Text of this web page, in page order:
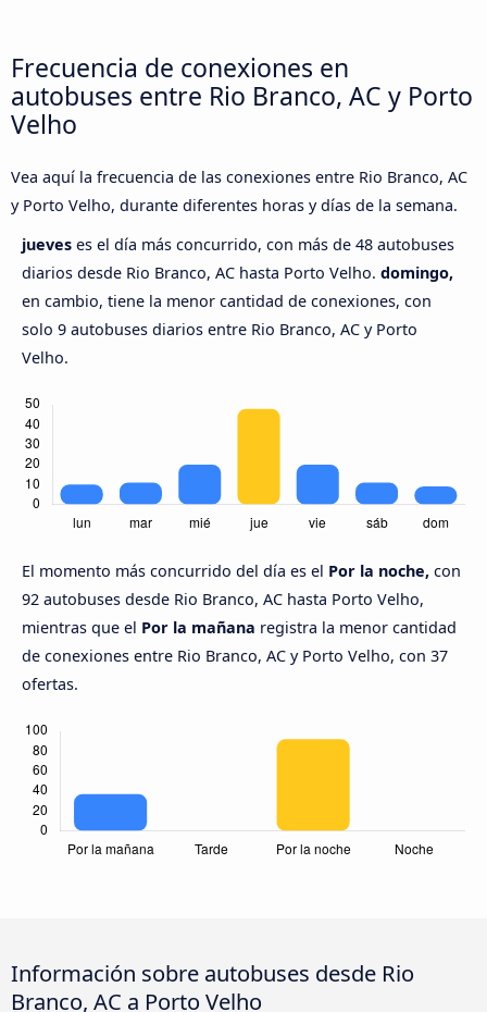
Frecuencia de conexiones en
autobuses entre Rio Branco, AC y Porto
Velho
Vea aquí la frecuencia de las conexiones entre Rio Branco, AC
y Porto Velho, durante diferentes horas y días de la semana.
jueves es el día más concurrido, con más de 48 autobuses
diarios desde Rio Branco, AC hasta Porto Velho. domingo,
en cambio, tiene la menor cantidad de conexiones, con
solo 9 autobuses diarios entre Rio Branco, AC y Porto
Velho.
El momento más concurrido del día es el Por la noche, con
92 autobuses desde Rio Branco, AC hasta Porto Velho,
mientras que el Por la mañana registra la menor cantidad
de conexiones entre Rio Branco, AC y Porto Velho, con 37
ofertas.
Información sobre autobuses desde Rio
Branco, AC a Porto Velho